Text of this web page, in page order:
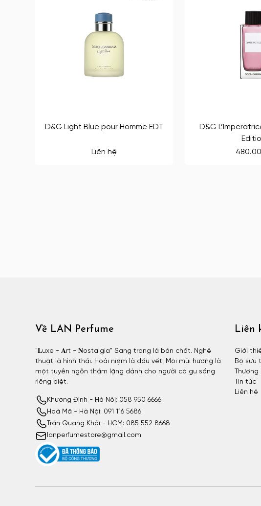
D&G Light Blue pour Homme EDT
Liên hệ
D&G
Về LAN Perfume
"𝐋uxe - 𝐀rt - 𝐍ostalgia" Sang trọng là bản chất. Nghệ
thuật là hình thái. Hoài niệm là dấu vết. Mỗi mùi hương là
một tuyên ngôn thầm lặng dành cho người có gu sống
riêng biệt.
Khương Đình - Hà Nội: 058 950 6666
Hoà Mã - Hà Nội: 091 116 5686
Trần Quang Khải - HCM: 085 552 8668
lanperfumestore@gmail.com
Liên
Giới
Bộ sưu
Tin tức
Liên hệ